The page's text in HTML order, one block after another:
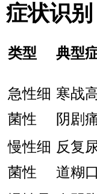
症状识
类型 典型
急性细
菌性
寒战
阴剧
慢性细
菌性
反复
道糊口